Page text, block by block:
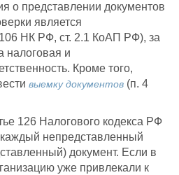
о представлении документов
является
НК РФ, ст. 2.1 КоАП РФ), за
налоговая и
Кроме того,
выемку документов (п. 4
126 Налогового кодекса РФ
каждый непредставленный
документ. Если в
уже привлекали к